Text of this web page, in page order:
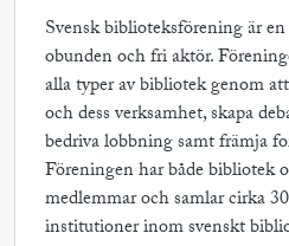
Svensk biblioteksförening är
obunden och fri aktör.
alla typer av bibliotek genom
och dess verksamhet, skapa
bedriva lobbning samt främja
Föreningen har både bibliotek
medlemmar och samlar cirka
institutioner inom svenskt